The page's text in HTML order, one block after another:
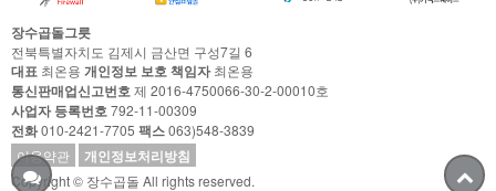
장수곱돌그릇
전북특별자치도 김제시 금산면 구성7길 6
대표 최온용 개인정보 보호 책임자최온용
통신판매업신고번호제 2016-4750066-30-2-00010호
사업자 등록번호792-11-00309
전화010-2421-7705 팩스063)548-3839
이용약관
개인정보처리방침
Copyright © 장수곱돌 All rights reserved.